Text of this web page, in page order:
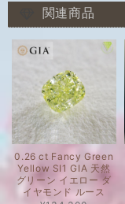
関連商品
0.26 ct Fancy Green
Yellow SI1 GIA 天然
グリーン イエロー ダ
イヤモンド ルース